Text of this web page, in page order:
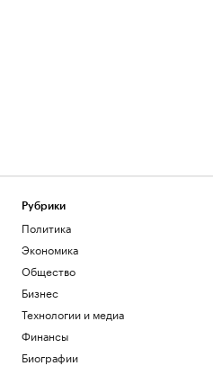
Рубрики
Политика
Экономика
Общество
Бизнес
Технологии и медиа
Финансы
Биографии